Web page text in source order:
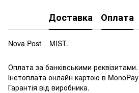
Доставка Оплата
Nova Post MIST.
Оплата за банківськими реквізитами.
Інетоплата онлайн картою в MonoPay
Гарантія від виробника.